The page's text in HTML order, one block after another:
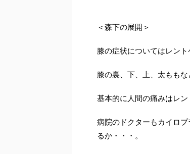
＜森下の展開＞
膝の症状についてはレン
膝の裏、下、上、太もも
基本的に人間の痛みはレン
病院のドクターもカイロ
るか・・・。